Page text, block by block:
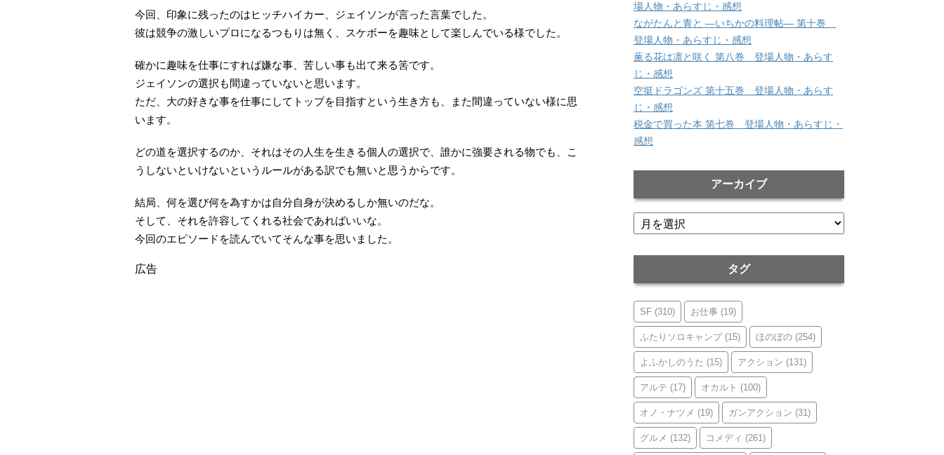
今回、印象に残ったのはヒッチハイカー、ジェイソンが言った言葉でした。
彼は競争の激しいプロになるつもりは無く、スケボーを趣味として楽しんでいる様でした。
確かに趣味を仕事にすれば嫌な事、苦しい事も出て来る筈です。
ジェイソンの選択も間違っていないと思います。
ただ、大の好きな事を仕事にしてトップを目指すという生き方も、また間違っていない様に思
います。
どの道を選択するのか、それはその人生を生きる個人の選択で、誰かに強要される物でも、こ
うしないといけないというルールがある訳でも無いと思うからです。
結局、何を選び何を為すかは自分自身が決めるしか無いのだな。
そして、それを許容してくれる社会であればいいな。
今回のエピソードを読んでいてそんな事を思いました。
広告
場人物・あらすじ・感想
ながたんと青と ―いちかの料理帖― 第十巻
登場人物・あらすじ・感想
薫る花は凛と咲く 第八巻 登場人物・あらす
じ・感想
空挺ドラゴンズ 第十五巻 登場人物・あらす
じ・感想
税金で買った本 第七巻 登場人物・あらすじ・
感想
アーカイブ
ア
ー
タグ
SF (310) お仕事 (19)
ふたりソロキャンプ(15) ほのぼの (254)
よふかしのうた (15) アクション (131)
アルテ (17) オカルト (100)
オノ・ナツメ (19) ガンアクション (31)
グルメ (132) コメディ (261)